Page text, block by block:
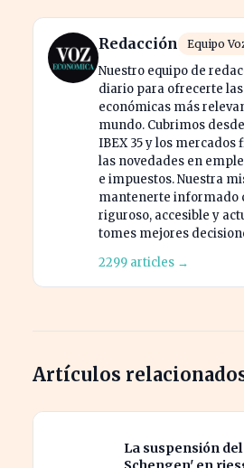
Redacción Equipo
Nuestro equipo de
diario para ofrecerte
económicas más
mundo. Cubrimos
IBEX 35 y los mercados
las novedades en
e impuestos. Nuestra
mantenerte informado
riguroso, accesible y
tomes mejores
2299 articles →
Artículos
La suspensión